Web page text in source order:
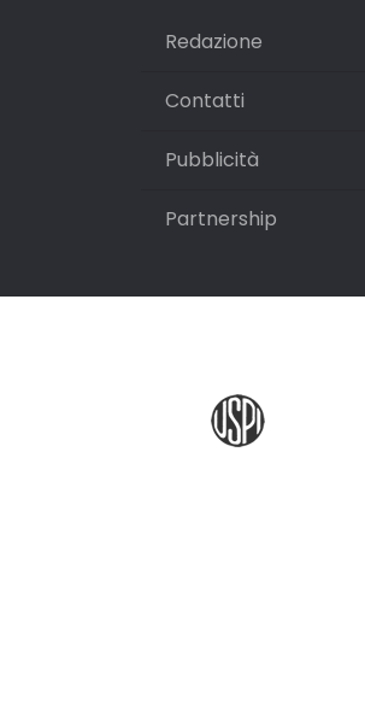
Redazione
Contatti
Pubblicità
Partnership